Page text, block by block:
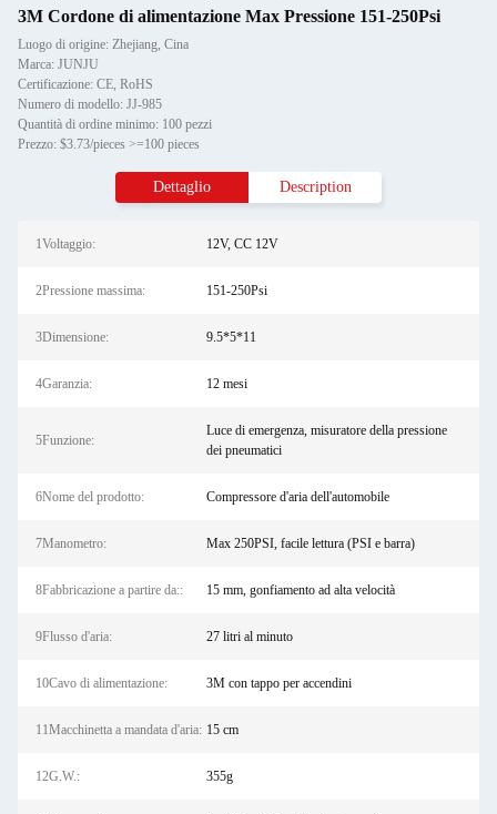
3M Cordone di alimentazione Max Pressione 151-250Psi
Luogo di origine: Zhejiang, Cina
Marca: JUNJU
Certificazione: CE, RoHS
Numero di modello: JJ-985
Quantità di ordine minimo: 100 pezzi
Prezzo: $3.73/pieces >=100 pieces
Dettaglio Description
1Voltaggio: 12V, CC 12V
2Pressione massima: 151-250Psi
3Dimensione: 9.5*5*11
4Garanzia: 12 mesi
5Funzione:
Luce di emergenza, misuratore della pressione
dei pneumatici
6Nome del prodotto: Compressore d'aria dell'automobile
7Manometro: Max 250PSI, facile lettura (PSI e barra)
8Fabbricazione a partire da:: 15 mm, gonfiamento ad alta velocità
9Flusso d'aria: 27 litri al minuto
10Cavo di alimentazione: 3M con tappo per accendini
11Macchinetta a mandata d'aria: 15 cm
12G.W.: 355g